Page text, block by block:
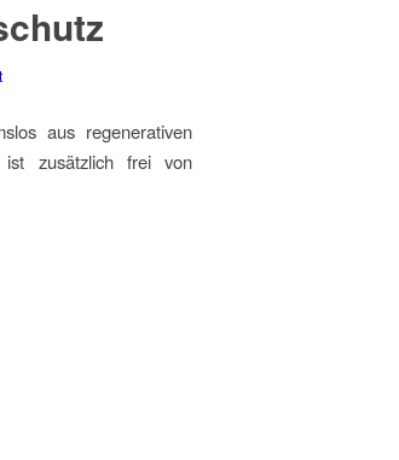
aus regenerativen
zusätzlich frei von